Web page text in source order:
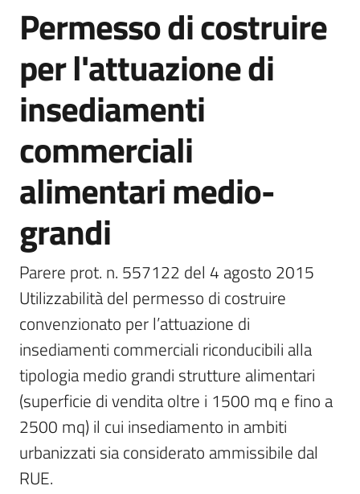
c
o
l
t
o
e
e
c
o
n
t
r
i
b
u
t
o
d
i
c
o
Permesso di costruire
per l'attuazione di
insediamenti
commerciali
alimentari medio-
grandi
Parere prot. n. 557122 del 4 agosto 2015
Utilizzabilità del permesso di costruire
convenzionato per l’attuazione di
insediamenti commerciali riconducibili alla
tipologia medio grandi strutture alimentari
(superficie di vendita oltre i 1500 mq e fino a
2500 mq) il cui insediamento in ambiti
urbanizzati sia considerato ammissibile dal
RUE.